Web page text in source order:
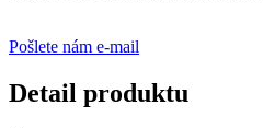
Pošlete nám e-mail
Detail produktu